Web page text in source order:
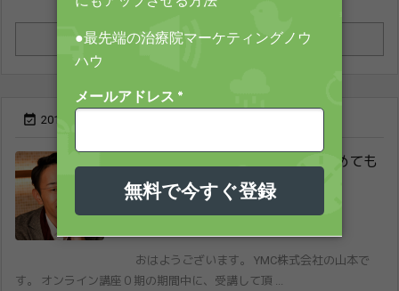
続きを読む
 2015年7月28日
使えないスタッフはさっさと辞めても
らえ
おはようございます。 YMC株式会社の山本で
す。 オンライン講座０期の期間中に、受講して頂 ...